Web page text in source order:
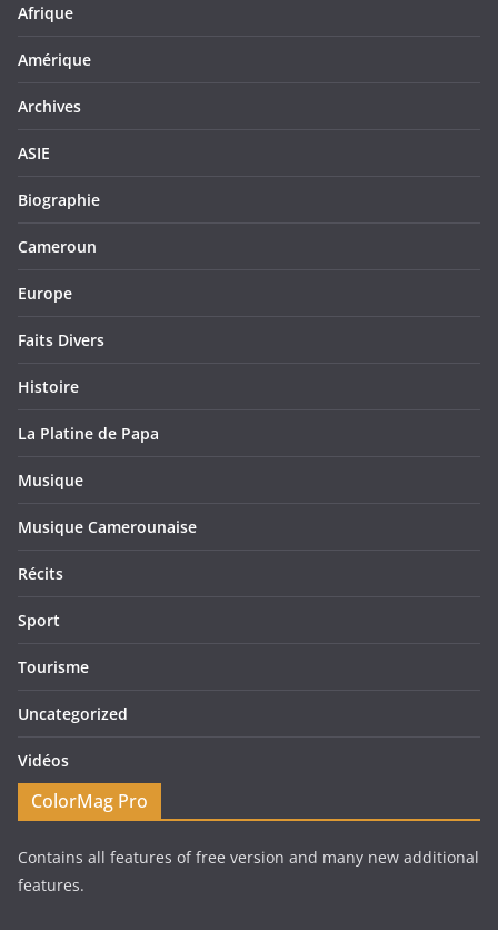
Afrique
Amérique
Archives
ASIE
Biographie
Cameroun
Europe
Faits Divers
Histoire
La Platine de Papa
Musique
Musique Camerounaise
Récits
Sport
Tourisme
Uncategorized
Vidéos
ColorMag Pro
Contains all features of free version and many new additional
features.